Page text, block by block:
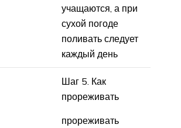
учащаются, а при
сухой погоде
поливать следует
каждый день
Шаг 5. Как
прореживать
прореживать